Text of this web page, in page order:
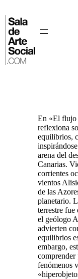
En «El flujo
reflexiona
equilibrios,
arena del
Canarias.
corrientes
vientos
de las
planetario.
terrestre fue
el geólogo
advierten
equilibrios
embargo,
comprender
fenómenos